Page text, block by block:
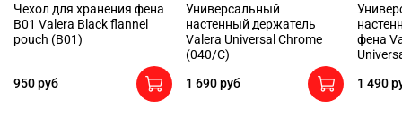
Чехол для хранения фена
B01 Valera Black flannel
pouch (B01)
950 руб
Универсальный
настенный держатель
Valera Universal Chrome
(040/C)
1 690 руб
фена
1 490